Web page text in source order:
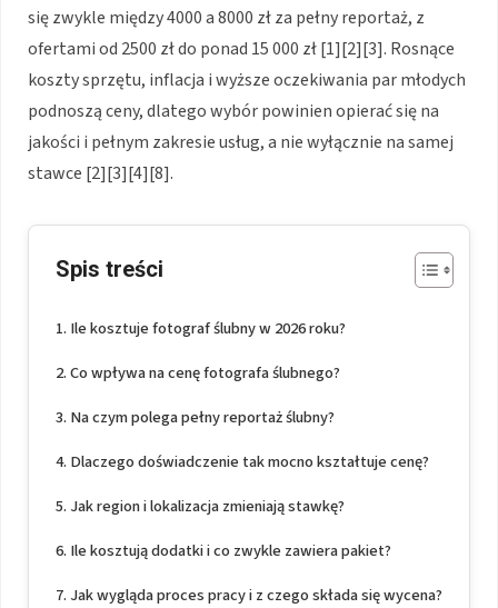
się zwykle między 4000 a 8000 zł za pełny reportaż, z
ofertami od 2500 zł do ponad 15 000 zł [1][2][3]. Rosnące
koszty sprzętu, inflacja i wyższe oczekiwania par młodych
podnoszą ceny, dlatego wybór powinien opierać się na
jakości i pełnym zakresie usług, a nie wyłącznie na samej
stawce [2][3][4][8].
Spis treści
Ile kosztuje fotograf ślubny w 2026 roku?
Co wpływa na cenę fotografa ślubnego?
Na czym polega pełny reportaż ślubny?
Dlaczego doświadczenie tak mocno kształtuje cenę?
Jak region i lokalizacja zmieniają stawkę?
Ile kosztują dodatki i co zwykle zawiera pakiet?
Jak wygląda proces pracy i z czego składa się wycena?